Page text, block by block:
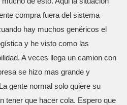
compra fuera del sistema
hay muchos genéricos el
y he visto como las
A veces llega un camion con
se hizo mas grande y
gente normal solo quiere su
tener que hacer cola. Espero que